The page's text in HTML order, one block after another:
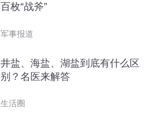
百枚“战斧”
军事报道
井盐、海盐、湖盐到底有什么区
别？名医来解答
生活圈